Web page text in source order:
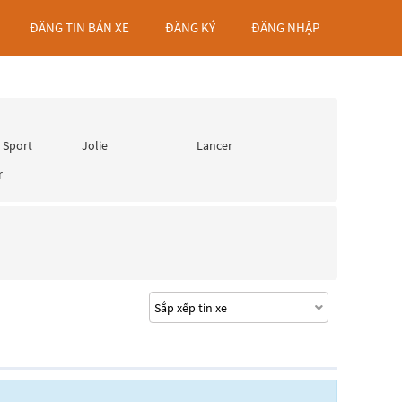
ĐĂNG TIN BÁN XE ĐĂNG KÝ ĐĂNG NHẬP
Sport Jolie
Lancer